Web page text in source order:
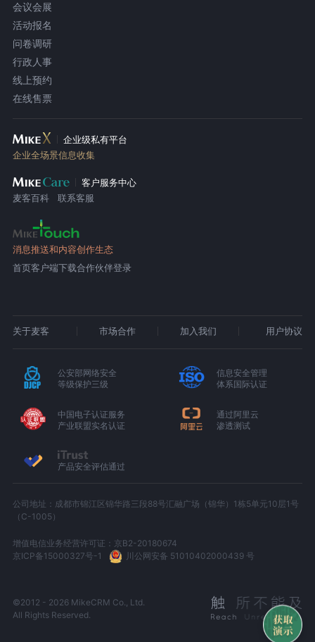
会议会展
活动报名
问卷调研
行政人事
线上预约
在线售票
企业级私有平台
企业全场景信息收集
客户服务中心
麦客百科
联系客服
消息推送和内容创作生态
首页客户端下载合作伙伴登录
关于麦客 市场合作 加入我们 用户协议
公安部网络安全
等级保护三级
信息安全管理
体系国际认证
中国电子认证服务
产业联盟实名认证
通过阿里云
渗透测试
产品安全评估通过
公司地址：成都市锦江区锦华路三段88号汇融广场（锦华）1栋5单元10层1号
（C-1005）
增值电信业务经营许可证：京B2-20180674
京ICP备15000327号-1
川公网安备 51010402000439 号
©2012 - 2026 MikeCRM Co., Ltd.
All Rights Reserved.